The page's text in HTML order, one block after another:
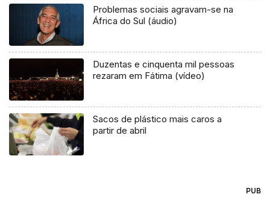
Problemas sociais agravam-se na
África do Sul (áudio)
Duzentas e cinquenta mil pessoas
rezaram em Fátima (vídeo)
Sacos de plástico mais caros a
partir de abril
PUB